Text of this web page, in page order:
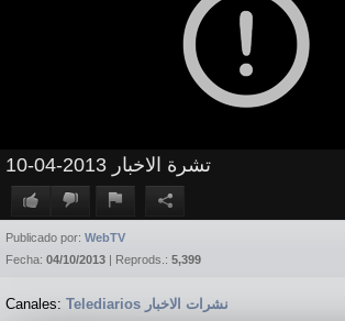
تشرة الاخبار 2013-04-10
Publicado por: WebTV
Fecha: 04/10/2013 | Reprods.: 5,399
Canales:
Telediarios نشرات الاخبار